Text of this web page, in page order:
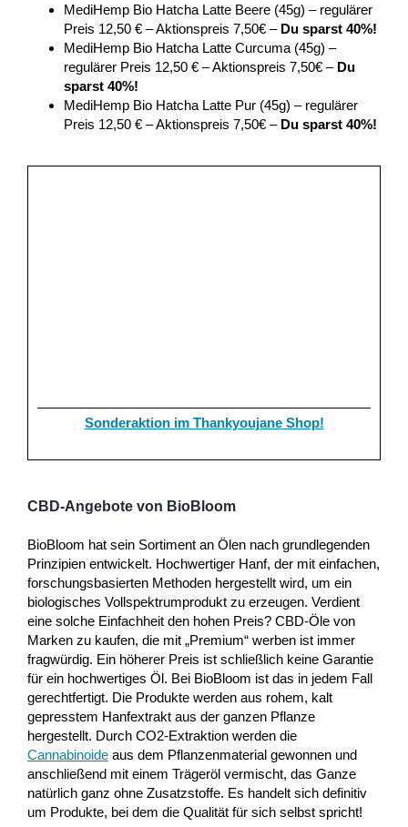
MediHemp Bio Hatcha Latte Beere (45g) – regulärer
Preis 12,50 € – Aktionspreis 7,50€ – Du sparst 40%!
MediHemp Bio Hatcha Latte Curcuma (45g) –
regulärer Preis 12,50 € – Aktionspreis 7,50€ – Du
sparst 40%!
MediHemp Bio Hatcha Latte Pur (45g) – regulärer
Preis 12,50 € – Aktionspreis 7,50€ – Du sparst 40%!
Sonderaktion im Thankyoujane Shop!
CBD-Angebote von BioBloom
BioBloom hat sein Sortiment an Ölen nach grundlegenden
Prinzipien entwickelt. Hochwertiger Hanf, der mit einfachen,
forschungsbasierten Methoden hergestellt wird, um ein
biologisches Vollspektrumprodukt zu erzeugen. Verdient
eine solche Einfachheit den hohen Preis? CBD-Öle von
Marken zu kaufen, die mit „Premium“ werben ist immer
fragwürdig. Ein höherer Preis ist schließlich keine Garantie
für ein hochwertiges Öl. Bei BioBloom ist das in jedem Fall
gerechtfertigt. Die Produkte werden aus rohem, kalt
gepresstem Hanfextrakt aus der ganzen Pflanze
hergestellt. Durch CO2-Extraktion werden die
Cannabinoideaus dem Pflanzenmaterial gewonnen und
anschließend mit einem Trägeröl vermischt, das Ganze
natürlich ganz ohne Zusatzstoffe. Es handelt sich definitiv
um Produkte, bei dem die Qualität für sich selbst spricht!